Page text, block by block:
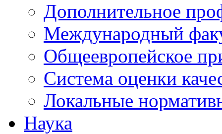
Дополнительное
Международный
Общеевропейское
Система оценки
Локальные
Наука